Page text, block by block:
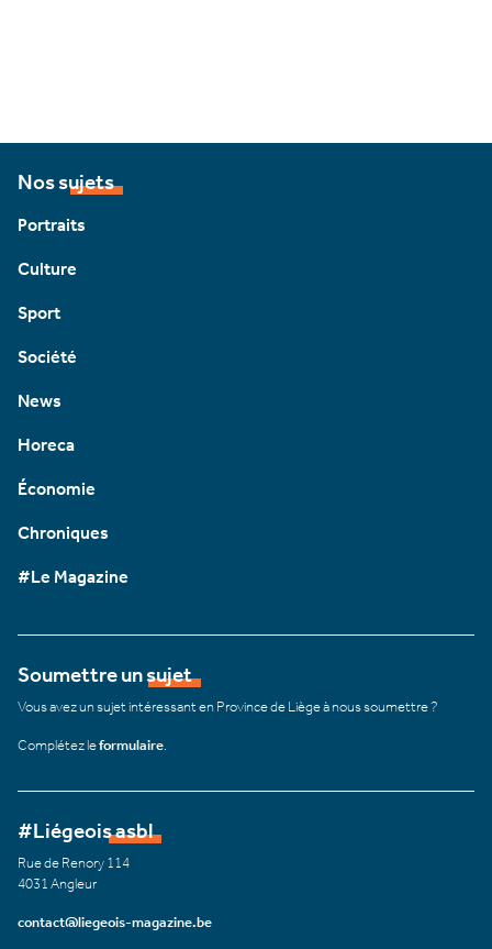
Nos sujets
Portraits
Culture
Sport
Société
News
Horeca
Économie
Chroniques
#Le Magazine
Soumettre un sujet
Vous avez un sujet intéressant en Province de Liège à nous soumettre ?
Complétez leformulaire
#Liégeois asbl
Rue de Renory 114
4031 Angleur
contact@liegeois-magazine.be